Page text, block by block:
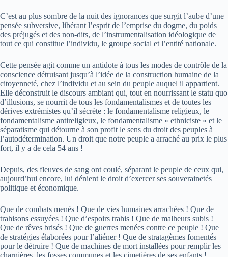
C’est au plus sombre de la nuit des ignorances que surgit l’aube d’une
pensée subversive, libérant l’esprit de l’emprise du dogme, du poids
des préjugés et des non-dits, de l’instrumentalisation idéologique de
tout ce qui constitue l’individu, le groupe social et l’entité nationale.
Cette pensée agit comme un antidote à tous les modes de contrôle de la
conscience détruisant jusqu’à l’idée de la construction humaine de la
citoyenneté, chez l’individu et au sein du peuple auquel il appartient.
Elle déconstruit le discours ambiant qui, tout en nourrissant le statu quo
d’illusions, se nourrit de tous les fondamentalismes et de toutes les
dérives extrémistes qu’il sécrète : le fondamentalisme religieux, le
fondamentalisme antireligieux, le fondamentalisme « ethniciste » et le
séparatisme qui détourne à son profit le sens du droit des peuples à
l’autodétermination. Un droit que notre peuple a arraché au prix le plus
fort, il y a de cela 54 ans !
Depuis, des fleuves de sang ont coulé, séparant le peuple de ceux qui,
aujourd’hui encore, lui dénient le droit d’exercer ses souverainetés
politique et économique.
Que de combats menés ! Que de vies humaines arrachées ! Que de
trahisons essuyées ! Que d’espoirs trahis ! Que de malheurs subis !
Que de rêves brisés ! Que de guerres menées contre ce peuple ! Que
de stratégies élaborées pour l’aliéner ! Que de stratagèmes fomentés
pour le détruire ! Que de machines de mort installées pour remplir les